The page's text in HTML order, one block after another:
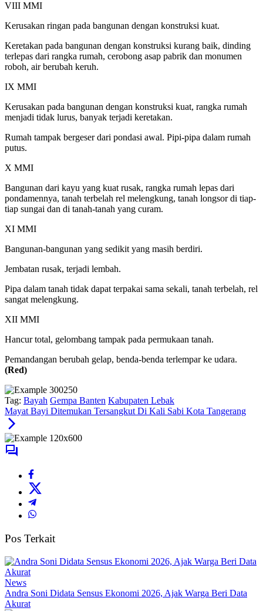
VIII MMI
Kerusakan ringan pada bangunan dengan konstruksi kuat.
Keretakan pada bangunan dengan konstruksi kurang baik, dinding
terlepas dari rangka rumah, cerobong asap pabrik dan monumen
roboh, air berubah keruh.
IX MMI
Kerusakan pada bangunan dengan konstruksi kuat, rangka rumah
menjadi tidak lurus, banyak terjadi keretakan.
Rumah tampak bergeser dari pondasi awal. Pipi-pipa dalam rumah
putus.
X MMI
Bangunan dari kayu yang kuat rusak, rangka rumah lepas dari
pondamennya, tanah terbelah rel melengkung, tanah longsor di tiap-
tiap sungai dan di tanah-tanah yang curam.
XI MMI
Bangunan-bangunan yang sedikit yang masih berdiri.
Jembatan rusak, terjadi lembah.
Pipa dalam tanah tidak dapat terpakai sama sekali, tanah terbelah, rel
sangat melengkung.
XII MMI
Hancur total, gelombang tampak pada permukaan tanah.
Pemandangan berubah gelap, benda-benda terlempar ke udara.
(Red)
Tag: Bayah Gempa Banten Kabupaten Lebak
Mayat Bayi Ditemukan Tersangkut Di Kali Sabi Kota Tangerang
Pos Terkait
News
Andra Soni Didata Sensus Ekonomi 2026, Ajak Warga Beri Data
Akurat